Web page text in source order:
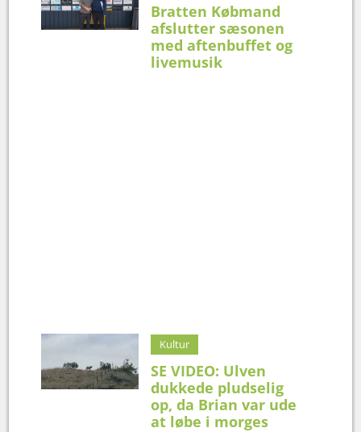
Bratten Købmand
afslutter sæsonen
med aftenbuffet og
livemusik
Kultur
SE VIDEO: Ulven
dukkede pludselig
op, da Brian var ude
at løbe i morges